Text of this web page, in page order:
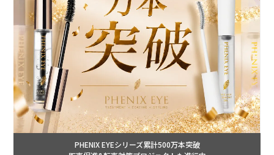
PHENIX EYEシリーズ累計500万本突破